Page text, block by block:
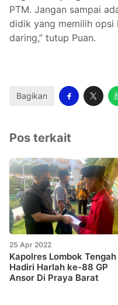
PTM. Jangan sampai
didik yang memilih opsi
daring,” tutup Puan.
Bagikan
Pos terkait
25 Apr 2022
Kapolres Lombok Tengah
Hadiri Harlah ke-88 GP
Ansor Di Praya Barat